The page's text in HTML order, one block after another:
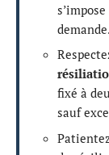
demande.
fixé à
sauf